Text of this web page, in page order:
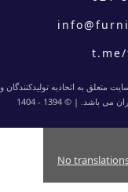
متعلق به اتحادیه تولیدکنندگان و
باشد. | © 1394 - 1404
No